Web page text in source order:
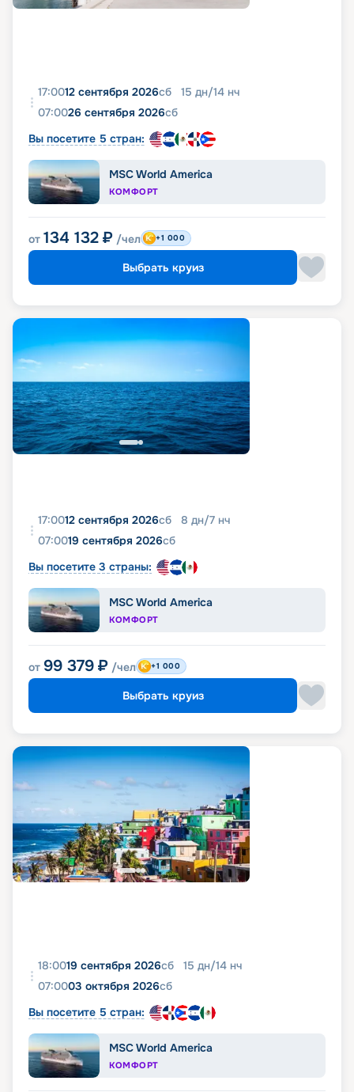
17:0012 сентября 2026сб 15 дн/14 нч
07:0026 сентября 2026сб
Вы посетите 5 стран:
MSC World America
КОМФОРТ
от 134 132 ₽ /чел +1 000
Выбрать круиз
17:0012 сентября 2026сб 8 дн/7 нч
07:0019 сентября 2026сб
Вы посетите 3 страны:
MSC World America
КОМФОРТ
от 99 379 ₽ /чел +1 000
Выбрать круиз
18:0019 сентября 2026сб 15 дн/14 нч
07:0003 октября 2026сб
Вы посетите 5 стран:
MSC World America
КОМФОРТ